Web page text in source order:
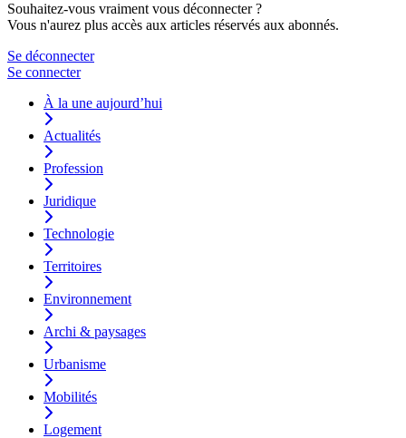
Souhaitez-vous vraiment vous déconnecter ?
Vous n'aurez plus accès aux articles réservés aux abonnés.
Se déconnecter
Se connecter
À la une aujourd’hui
Actualités
Profession
Juridique
Technologie
Territoires
Environnement
Archi & paysages
Urbanisme
Mobilités
Logement